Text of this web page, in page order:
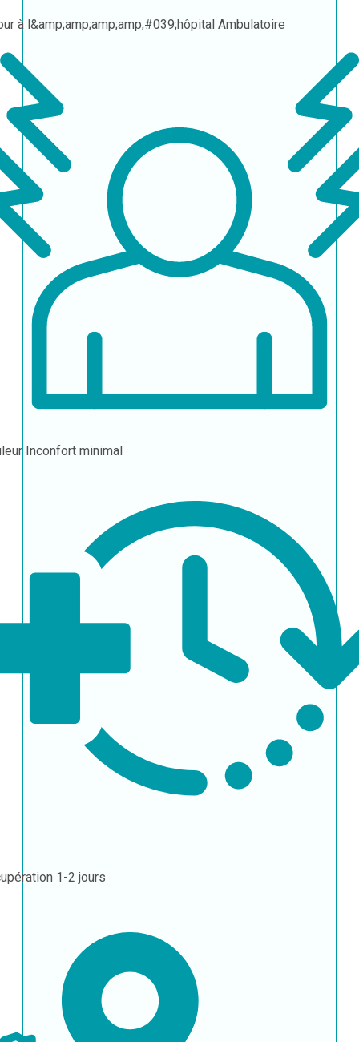
à l&amp;amp;amp;amp;#039;hôpital Ambulatoire
Inconfort minimal
1-2 jours